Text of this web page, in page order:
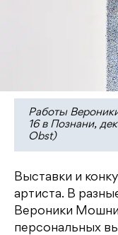
Работы
16 в Познани,
Obst)
Выставки и
артиста. В
Вероники
персональных